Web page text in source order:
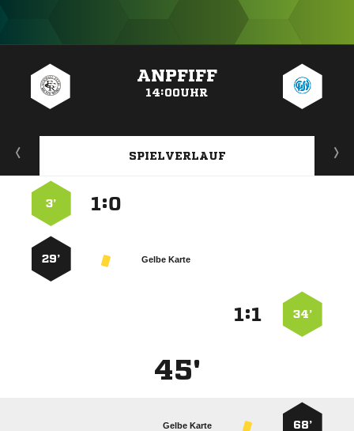
ANPFIFF
14:00UHR
SPIELVERLAUF
:
3’
Gelbe Karte
29’
34’
:
45'
68’
Gelbe Karte